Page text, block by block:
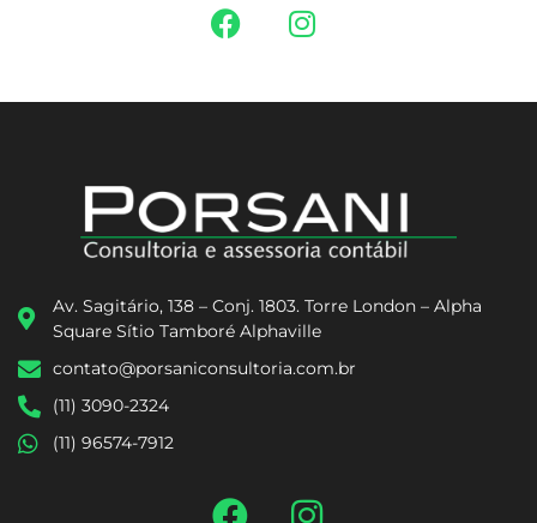
Av. Sagitário, 138 – Conj. 1803. Torre London – Alpha
Square Sítio Tamboré Alphaville
contato@porsaniconsultoria.com.br
(11) 3090-2324
(11) 96574-7912